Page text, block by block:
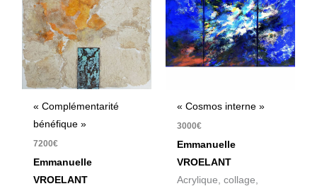
« Complémentarité
bénéfique »
7200€
Emmanuelle
VROELANT
« Cosmos interne »
3000€
Emmanuelle
VROELANT
Acrylique, collage,